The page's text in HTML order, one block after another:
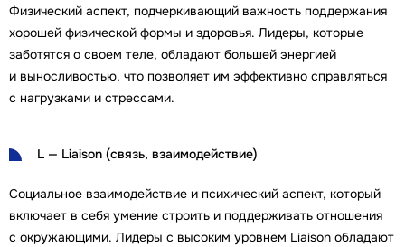
Физический аспект, подчеркивающий важность поддержания
хорошей физической формы и здоровья. Лидеры, которые
заботятся о своем теле, обладают большей энергией
и выносливостью, что позволяет им эффективно справляться
с нагрузками и стрессами.
L — Liaison (связь, взаимодействие)
Социальное взаимодействие и психический аспект, который
включает в себя умение строить и поддерживать отношения
с окружающими. Лидеры с высоким уровнем Liaison обладают